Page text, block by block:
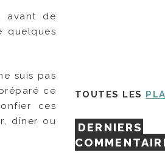
avant de
quelques
suis pas
ce
ces
dîner ou
TOUTES LES
DERNIERS